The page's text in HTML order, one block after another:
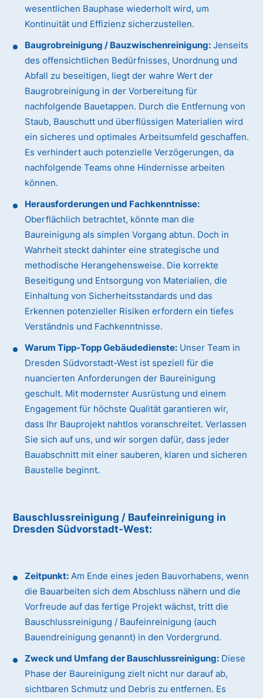
wesentlichen Bauphase wiederholt wird, um
Kontinuität und Effizienz sicherzustellen.
Baugrobreinigung / Bauzwischenreinigung: Jenseits
des offensichtlichen Bedürfnisses, Unordnung und
Abfall zu beseitigen, liegt der wahre Wert der
Baugrobreinigung in der Vorbereitung für
nachfolgende Bauetappen. Durch die Entfernung von
Staub, Bauschutt und überflüssigen Materialien wird
ein sicheres und optimales Arbeitsumfeld geschaffen.
Es verhindert auch potenzielle Verzögerungen, da
nachfolgende Teams ohne Hindernisse arbeiten
können.
Herausforderungen und Fachkenntnisse:
Oberflächlich betrachtet, könnte man die
Baureinigung als simplen Vorgang abtun. Doch in
Wahrheit steckt dahinter eine strategische und
methodische Herangehensweise. Die korrekte
Beseitigung und Entsorgung von Materialien, die
Einhaltung von Sicherheitsstandards und das
Erkennen potenzieller Risiken erfordern ein tiefes
Verständnis und Fachkenntnisse.
Warum Tipp-Topp Gebäudedienste: Unser Team in
Dresden Südvorstadt-West ist speziell für die
nuancierten Anforderungen der Baureinigung
geschult. Mit modernster Ausrüstung und einem
Engagement für höchste Qualität garantieren wir,
dass Ihr Bauprojekt nahtlos voranschreitet. Verlassen
Sie sich auf uns, und wir sorgen dafür, dass jeder
Bauabschnitt mit einer sauberen, klaren und sicheren
Baustelle beginnt.
Bauschlussreinigung / Baufeinreinigung in
Dresden Südvorstadt-West:
Zeitpunkt: Am Ende eines jeden Bauvorhabens, wenn
die Bauarbeiten sich dem Abschluss nähern und die
Vorfreude auf das fertige Projekt wächst, tritt die
Bauschlussreinigung / Baufeinreinigung (auch
Bauendreinigung genannt) in den Vordergrund.
Zweck und Umfang der Bauschlussreinigung: Diese
Phase der Baureinigung zielt nicht nur darauf ab,
sichtbaren Schmutz und Debris zu entfernen. Es